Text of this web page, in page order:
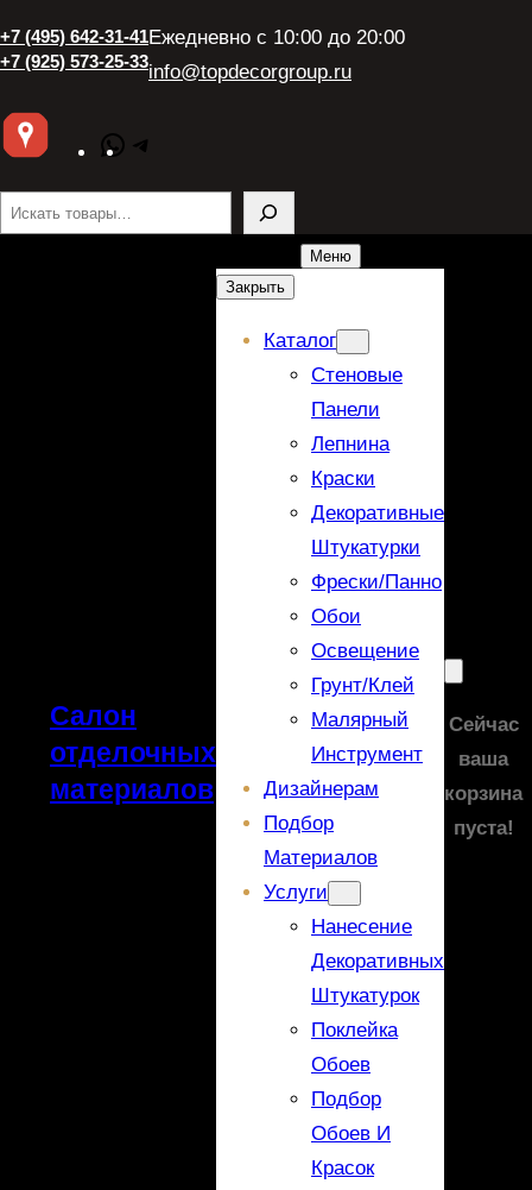
+7 (495) 642-31-41
+7 (925) 573-25-33
Ежедневно с 10:00 до 20:00
info@topdecorgroup.ru
WhatsApp
Поиск
Салон
отделочных
материалов
Меню
Закрыть
Каталог
Стеновые
Панели
Лепнина
Краски
Декоративные
Штукатурки
Фрески/панно
Обои
Освещение
Грунт/Клей
Малярный
Инструмент
Дизайнерам
Подбор
Материалов
Услуги
Нанесение
Декоративных
Штукатурок
Поклейка
Обоев
Подбор
Обоев И
Красок
Сейчас
ваша
корзина
пуста!